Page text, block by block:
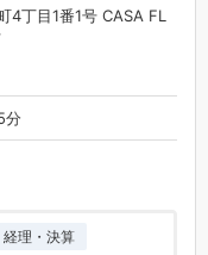
4丁目1番1号 CASA FL
分
経理・決算